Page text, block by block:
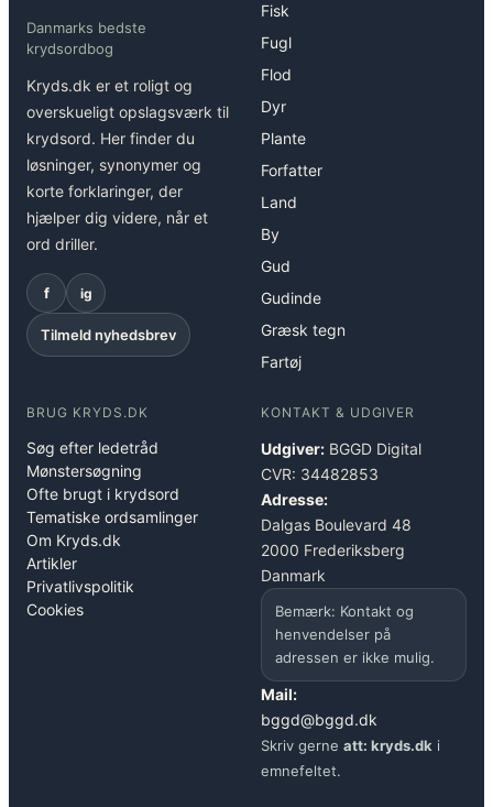
Danmarks bedste
krydsordbog
Kryds.dk er et roligt og
overskueligt opslagsværk til
krydsord. Her finder du
løsninger, synonymer og
korte forklaringer, der
hjælper dig videre, når et
ord driller.
f ig
Tilmeld nyhedsbrev
Fisk
Fugl
Flod
Dyr
Plante
Forfatter
Land
By
Gud
Gudinde
Græsk tegn
Fartøj
BRUG KRYDS.DK
Søg efter ledetråd
Mønstersøgning
Ofte brugt i krydsord
Tematiske ordsamlinger
Om Kryds.dk
Artikler
Privatlivspolitik
Cookies
KONTAKT & UDGIVER
Udgiver: BGGD Digital
CVR: 34482853
Adresse:
Dalgas Boulevard 48
2000 Frederiksberg
Danmark
Bemærk: Kontakt og
henvendelser på
adressen er ikke mulig.
Mail:
bggd@bggd.dk
Skriv gerne att: kryds.dk i
emnefeltet.